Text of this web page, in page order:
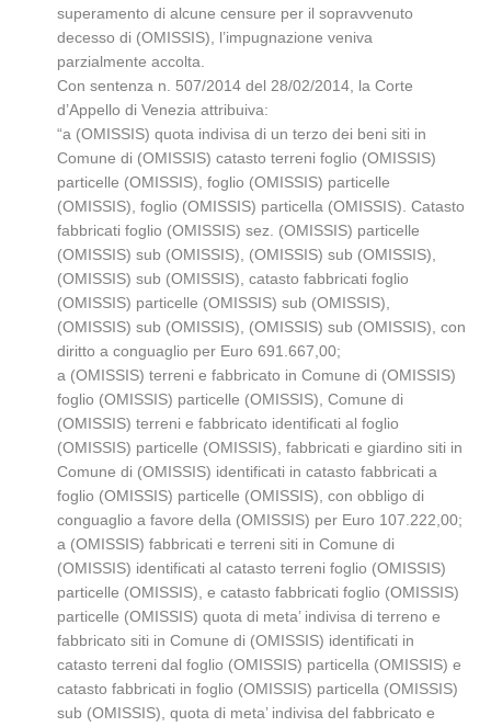
superamento di alcune censure per il sopravvenuto
decesso di (OMISSIS), l’impugnazione veniva
parzialmente accolta.
Con sentenza n. 507/2014 del 28/02/2014, la Corte
d’Appello di Venezia attribuiva:
“a (OMISSIS) quota indivisa di un terzo dei beni siti in
Comune di (OMISSIS) catasto terreni foglio (OMISSIS)
particelle (OMISSIS), foglio (OMISSIS) particelle
(OMISSIS), foglio (OMISSIS) particella (OMISSIS). Catasto
fabbricati foglio (OMISSIS) sez. (OMISSIS) particelle
(OMISSIS) sub (OMISSIS), (OMISSIS) sub (OMISSIS),
(OMISSIS) sub (OMISSIS), catasto fabbricati foglio
(OMISSIS) particelle (OMISSIS) sub (OMISSIS),
(OMISSIS) sub (OMISSIS), (OMISSIS) sub (OMISSIS), con
diritto a conguaglio per Euro 691.667,00;
a (OMISSIS) terreni e fabbricato in Comune di (OMISSIS)
foglio (OMISSIS) particelle (OMISSIS), Comune di
(OMISSIS) terreni e fabbricato identificati al foglio
(OMISSIS) particelle (OMISSIS), fabbricati e giardino siti in
Comune di (OMISSIS) identificati in catasto fabbricati a
foglio (OMISSIS) particelle (OMISSIS), con obbligo di
conguaglio a favore della (OMISSIS) per Euro 107.222,00;
a (OMISSIS) fabbricati e terreni siti in Comune di
(OMISSIS) identificati al catasto terreni foglio (OMISSIS)
particelle (OMISSIS), e catasto fabbricati foglio (OMISSIS)
particelle (OMISSIS) quota di meta’ indivisa di terreno e
fabbricato siti in Comune di (OMISSIS) identificati in
catasto terreni dal foglio (OMISSIS) particella (OMISSIS) e
catasto fabbricati in foglio (OMISSIS) particella (OMISSIS)
sub (OMISSIS), quota di meta’ indivisa del fabbricato e